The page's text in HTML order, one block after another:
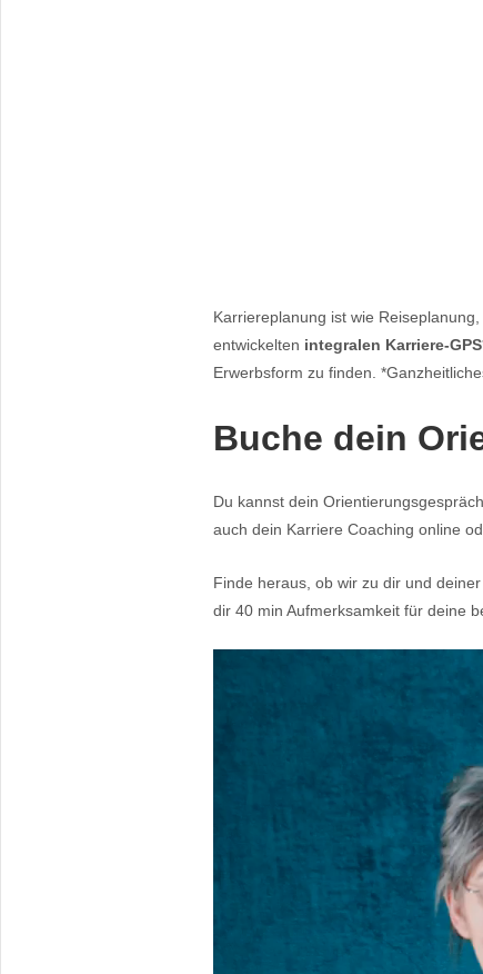
Karriereplanung ist wie
entwickelten integralen Karriere-GPS
Erwerbsform zu finden.
Buche dein
Du kannst dein
auch dein Karriere Coaching online
Finde heraus, ob wir zu dir und
dir 40 min Aufmerksamkeit für deine